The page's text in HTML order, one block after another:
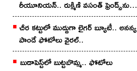
రీయూనియన్.. రుక్మిణి వసంత్ ఫ్రెండ్స్‌ను
చూశారా?
చీర క‌ట్టులో ముద్దుగా లైగ‌ర్ బ్యూటీ.. అన‌న్య
పాండే ఫోటోలు వైర‌ల్..
బుడాపెస్ట్‌లో బుట్టబొమ్మ‌.. ఫోటోలు